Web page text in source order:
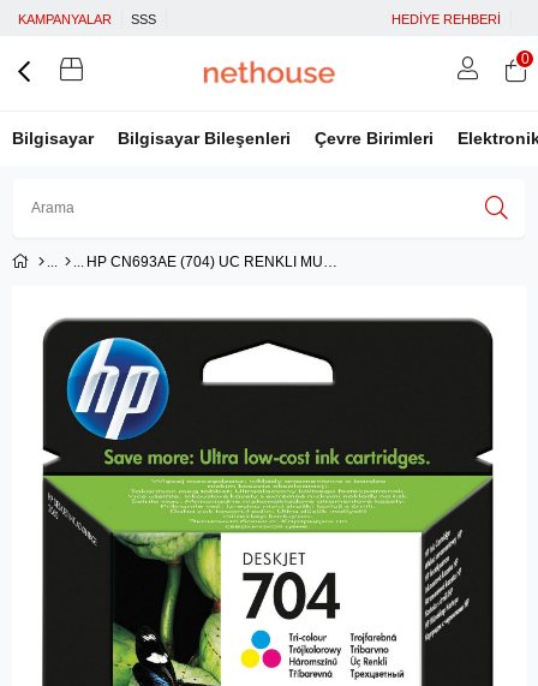
KAMPANYALAR SSS HEDİYE REHBERİ
Bilgisayar Bilgisayar Bileşenleri Çevre Birimleri
Üye Ol
Google İle Bağlan
0
HP CN693AE (704) UC RENKLI MUREKKEP KARTUSU 200 SAYFA